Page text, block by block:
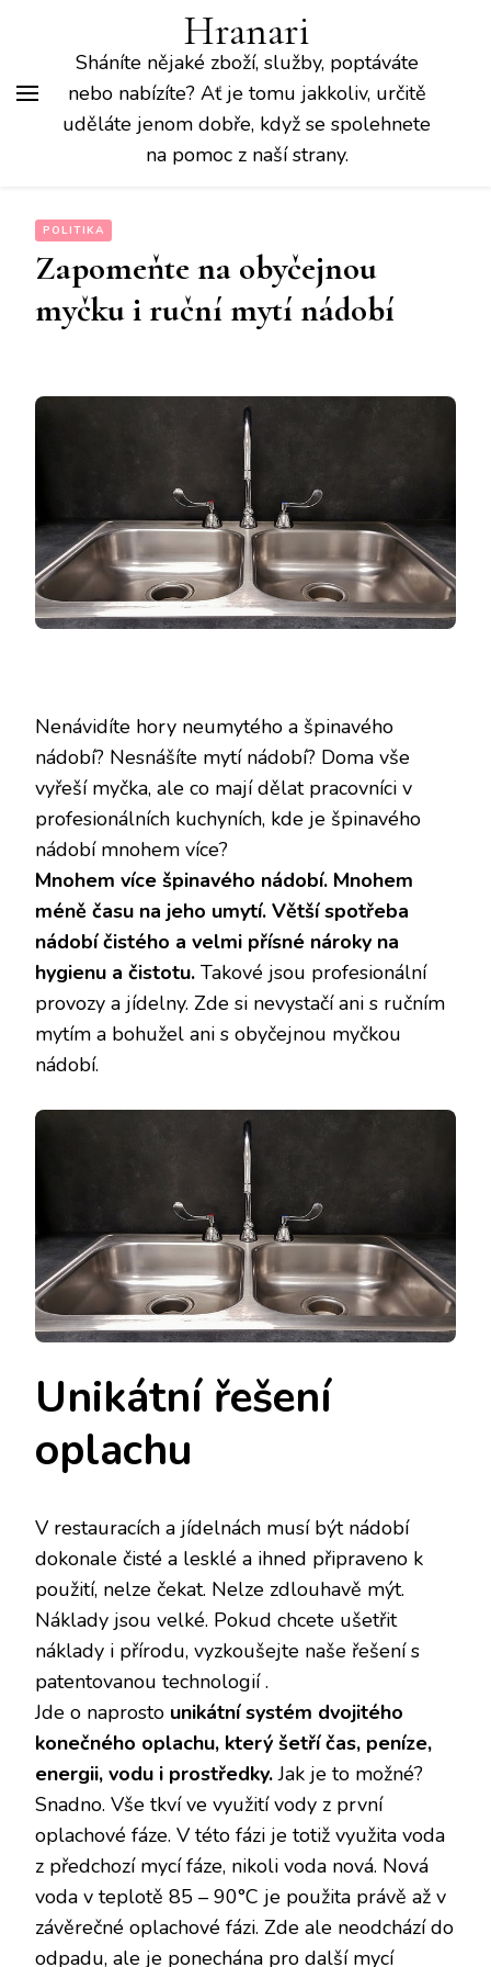
Hranari
Sháníte nějaké zboží, služby, poptáváte
nebo nabízíte? Ať je tomu jakkoliv, určitě
uděláte jenom dobře, když se spolehnete
na pomoc z naší strany.
POLITIKA
Zapomeňte na obyčejnou
myčku i ruční mytí nádobí
Nenávidíte hory neumytého a špinavého
nádobí? Nesnášíte mytí nádobí? Doma vše
vyřeší myčka, ale co mají dělat pracovníci v
profesionálních kuchyních, kde je špinavého
nádobí mnohem více?
Mnohem více špinavého nádobí. Mnohem
méně času na jeho umytí. Větší spotřeba
nádobí čistého a velmi přísné nároky na
hygienu a čistotu. Takové jsou profesionální
provozy a jídelny. Zde si nevystačí ani s ručním
mytím a bohužel ani s obyčejnou myčkou
nádobí.
Unikátní řešení
oplachu
V restauracích a jídelnách musí být nádobí
dokonale čisté a lesklé a ihned připraveno k
použití, nelze čekat. Nelze zdlouhavě mýt.
Náklady jsou velké. Pokud chcete ušetřit
náklady i přírodu, vyzkoušejte naše řešení s
patentovanou technologií.
Jde o naprosto unikátní systém dvojitého
konečného oplachu, který šetří čas, peníze,
energii, vodu i prostředky.Jak je to možné?
Snadno. Vše tkví ve využití vody z první
oplachové fáze. V této fázi je totiž využita voda
z předchozí mycí fáze, nikoli voda nová. Nová
voda v teplotě 85 – 90°C je použita právě až v
závěrečné oplachové fázi. Zde ale neodchází do
odpadu, ale je ponechána pro další mycí